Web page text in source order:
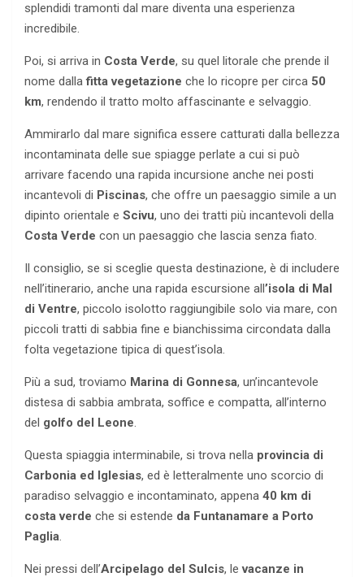
splendidi tramonti dal mare diventa una esperienza
incredibile.
Poi, si arriva in Costa Verde, su quel litorale che prende il
nome dallafitta vegetazione che lo ricopre per circa 50
km, rendendo il tratto molto affascinante e selvaggio.
Ammirarlo dal mare significa essere catturati dalla bellezza
incontaminata delle sue spiagge perlate a cui si può
arrivare facendo una rapida incursione anche nei posti
incantevoli di Piscinas, che offre un paesaggio simile a un
dipinto orientale e Scivu, uno dei tratti più incantevoli della
Costa Verde con un paesaggio che lascia senza fiato.
Il consiglio, se si sceglie questa destinazione, è di includere
nell’itinerario, anche una rapida escursione all’isola di Mal
di Ventre, piccolo isolotto raggiungibile solo via mare, con
piccoli tratti di sabbia fine e bianchissima circondata dalla
folta vegetazione tipica di quest’isola.
Più a sud, troviamo Marina di Gonnesa, un’incantevole
distesa di sabbia ambrata, soffice e compatta, all’interno
del golfo del Leone.
Questa spiaggia interminabile, si trova nella provincia di
Carbonia ed Iglesias, ed è letteralmente uno scorcio di
paradiso selvaggio e incontaminato, appena 40 km di
costa verde che si estende da Funtanamare a Porto
Paglia.
Nei pressi dell’Arcipelago del Sulcis, levacanze in